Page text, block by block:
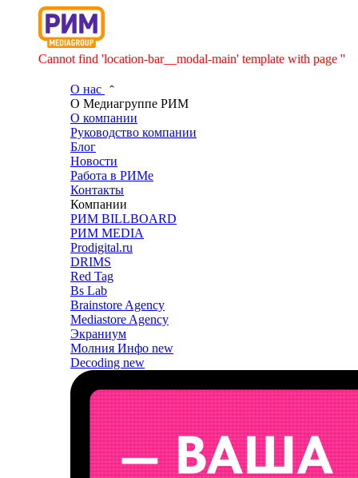
Cannot find 'location-bar__modal-main' template with page ''
О нас
О Медиагруппе РИМ
О компании
Руководство компании
Блог
Новости
Работа в РИМе
Контакты
Компании
РИМ BILLBOARD
РИМ MEDIA
Prodigital.ru
DRIMS
Red Tag
Bs Lab
Brainstore Agency
Mediastore Agency
Экраниум
Молния Инфо new
Decoding new